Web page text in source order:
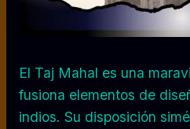
El Taj Mahal es una
fusiona elementos de
indios. Su disposición